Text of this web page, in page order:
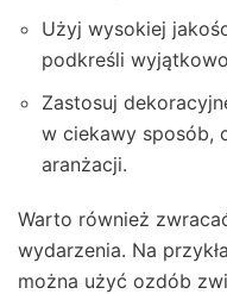
Użyj wysokiej
podkreśli
Zastosuj
w ciekawy sposób,
aranżacji.
Warto również
wydarzenia. Na
można użyć ozdób